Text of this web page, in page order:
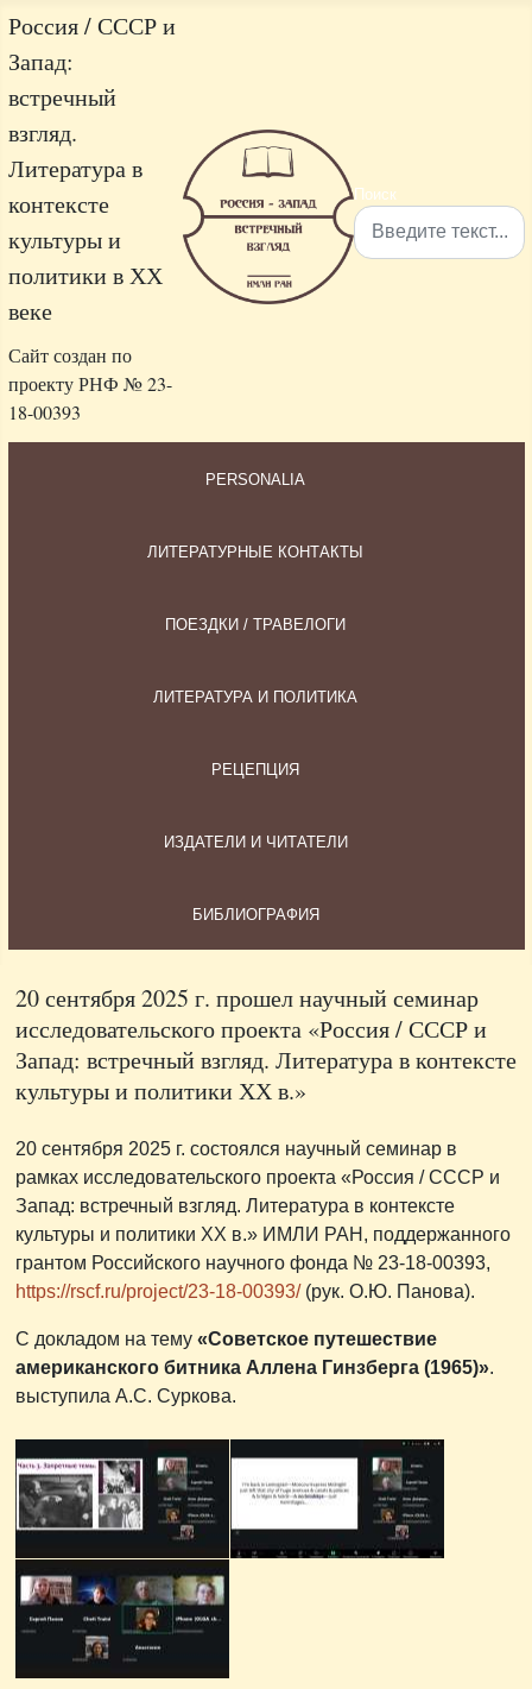
Россия / СССР и
Запад:
встречный
взгляд.
Литература в
контексте
культуры и
политики в ХХ
веке
Сайт создан по
проекту РНФ № 23-
18-00393
Поиск
PERSONALIA
ЛИТЕРАТУРНЫЕ КОНТАКТЫ
ПОЕЗДКИ / ТРАВЕЛОГИ
ЛИТЕРАТУРА И ПОЛИТИКА
РЕЦЕПЦИЯ
ИЗДАТЕЛИ И ЧИТАТЕЛИ
БИБЛИОГРАФИЯ
20 сентября 2025 г. прошел научный семинар
исследовательского проекта «Россия / СССР и
Запад: встречный взгляд. Литература в контексте
культуры и политики ХХ в.»
20 сентября 2025 г. состоялся научный семинар в
рамках исследовательского проекта «Россия / СССР и
Запад: встречный взгляд. Литература в контексте
культуры и политики ХХ в.» ИМЛИ РАН, поддержанного
грантом Российского научного фонда № 23-18-00393,
https://rscf.ru/project/23-18-00393/(рук. О.Ю. Панова).
С докладом на тему «Советское путешествие
американского битника Аллена Гинзберга (1965)».
выступила А.С. Суркова.